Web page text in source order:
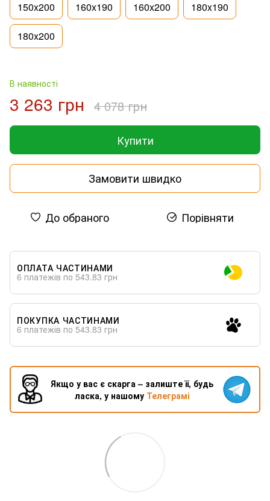
150x200 160x190 160x200 180x190
180x200
В наявності
3 263 грн 4 078 грн
Купити
Замовити швидко
До обраного Порівняти
ОПЛАТА ЧАСТИНАМИ
6 платежів по 543.83 грн
ПОКУПКА ЧАСТИНАМИ
6 платежів по 543.83 грн
Якщо у вас є скарга – залиште її, будь
ласка, у нашому Телеграмі